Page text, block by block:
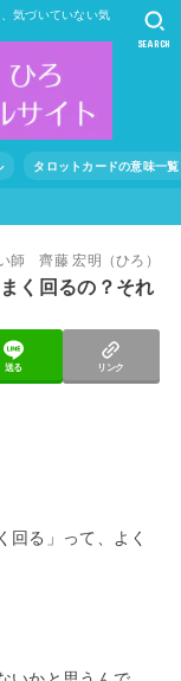
気づいていない気
タロットカードの意味一覧
SEARCH
師 齊藤 宏明（ひろ）
く回るの？それ
送る リンク
回る」って、よく